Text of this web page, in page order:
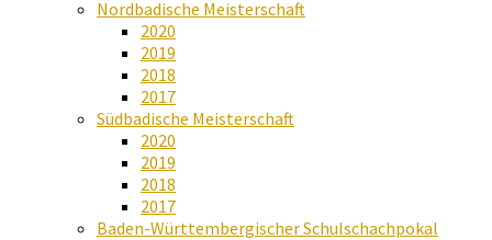
Nordbadische Meisterschaft
2020
2019
2018
2017
Südbadische Meisterschaft
2020
2019
2018
2017
Baden-Württembergischer Schulschachpokal